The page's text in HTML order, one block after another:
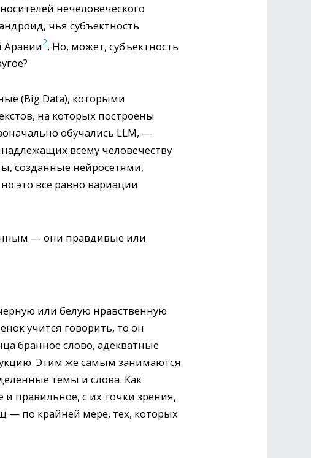
нечеловеческого
чья субъектность
Аравии2. Но, может, субъектность
(Big Data), которыми
на которых построены
обучались LLM, —
всему человечеству
созданные нейросетями,
это все равно вариации
— они правдивые или
или белую нравственную
учится говорить, то он
бранное слово, адекватные
Этим же самым занимаются
темы и слова. Как
правильное, с их точки зрения,
— по крайней мере, тех, которых